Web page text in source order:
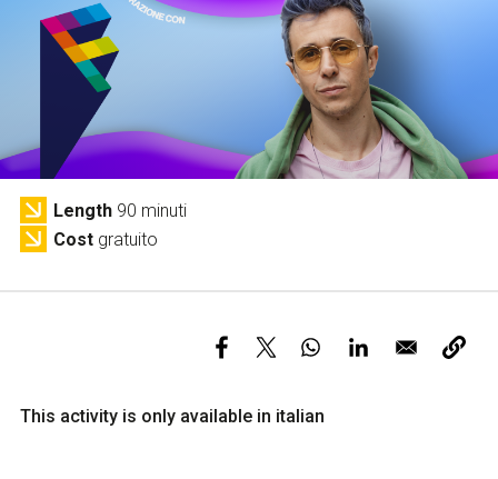
Services and accessibility
Contact us
Tickets
Length 90 minuti
Cost gratuito
This activity is only available in italian